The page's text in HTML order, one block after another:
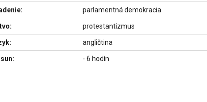
parlamentná demokracia
protestantizmus
angličtina
- 6 hodín